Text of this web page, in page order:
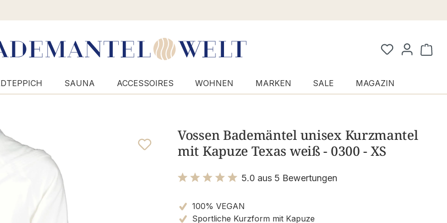
SAUNA ACCESSOIRES WOHNEN MARKEN SALE MAGAZIN
Vossen Bademäntel unisex Kurzmantel
mit Kapuze Texas weiß - 0300 - XS
5.0 aus 5 Bewertungen
100% VEGAN
Sportliche Kurzform mit Kapuze